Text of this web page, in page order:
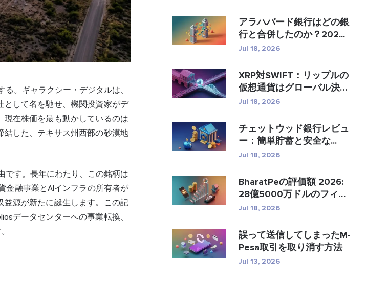
。ギャラクシー・デジタルは、
して名を馳せ、機関投資家がデ
在株価を最も動かしているのは
結した、テキサス州西部の砂漠地
です。長年にわたり、この銘柄は
金融事業とAIインフラの所有者が
源が新たに誕生します。この記
データセンターへの事業転換、
アラハバード銀行はどの銀
行と合併したのか？202...
Jul 18, 2026
XRP対SWIFT：リップルの
仮想通貨はグローバル決済
�...
Jul 18, 2026
チェットウッド銀行レビュ
ー：簡単貯蓄と安全な...
Jul 18, 2026
BharatPeの評価額 2026:
28億5000万ドルのフィン
テック...
Jul 18, 2026
誤って送信してしまったM-
Pesa取引を取り消す方法
Jul 13, 2026